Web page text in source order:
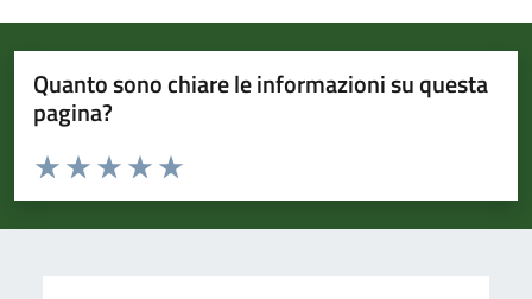
Quanto sono chiare le informazioni su questa
pagina?
Valuta da 1 a 5 stelle la pagina
Valuta 5 stelle su 5
Valuta 4 stelle su 5
Valuta 3 stelle su 5
Valuta 2 stelle su 5
Valuta 1 stelle su 5